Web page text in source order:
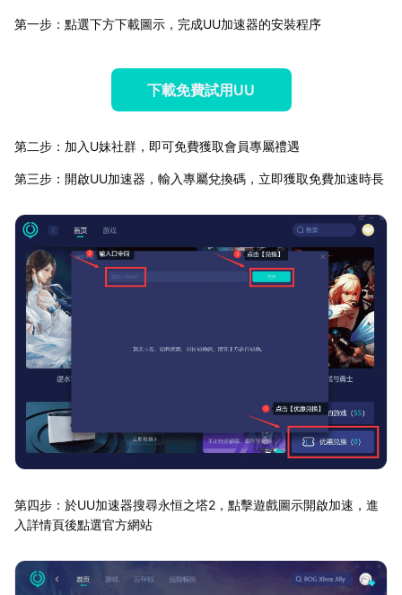
第一步：點選下方下載圖示，完成UU加速器的安裝程序
下載免費試用UU
第二步：加入U妹社群，即可免費獲取會員專屬禮遇
第三步：開啟UU加速器，輸入專屬兌換碼，立即獲取免費加速時長
第四步：於UU加速器搜尋永恒之塔2，點擊遊戲圖示開啟加速，進
入詳情頁後點選官方網站